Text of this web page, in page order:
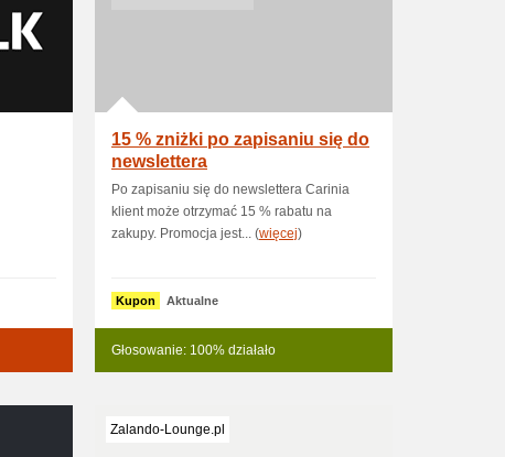
15 % zniżki po zapisaniu się do
newslettera
Po zapisaniu się do newslettera Carinia
klient może otrzymać 15 % rabatu na
zakupy. Promocja jest... (więcej)
Kupon Aktualne
Głosowanie: 100% działało
Zalando-Lounge.pl